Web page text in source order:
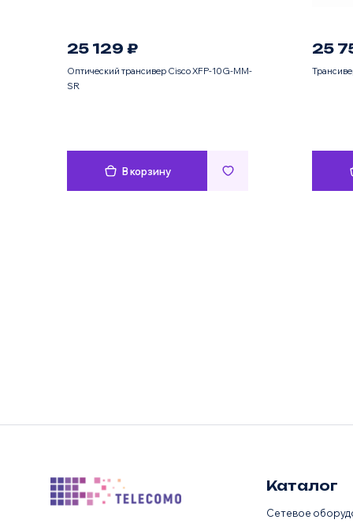
25 129 ₽
Оптический трансивер Cisco XFP-10G-MM-
SR
В корзину
25
Каталог
Сетевое